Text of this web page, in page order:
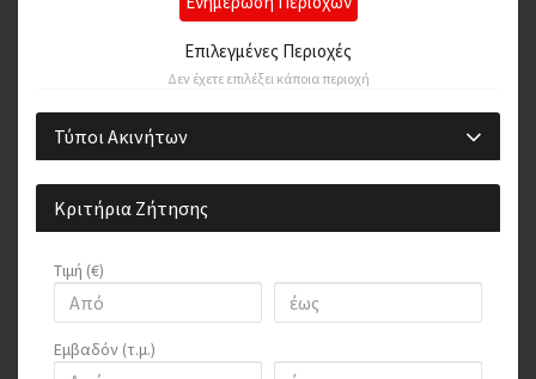
Επιλεγμένες Περιοχές
Δεν έχετε επιλέξει κάποια περιοχή
Τύποι Ακινήτων
Κριτήρια Ζήτησης
Τιμή (€)
Εμβαδόν (τ.μ.)